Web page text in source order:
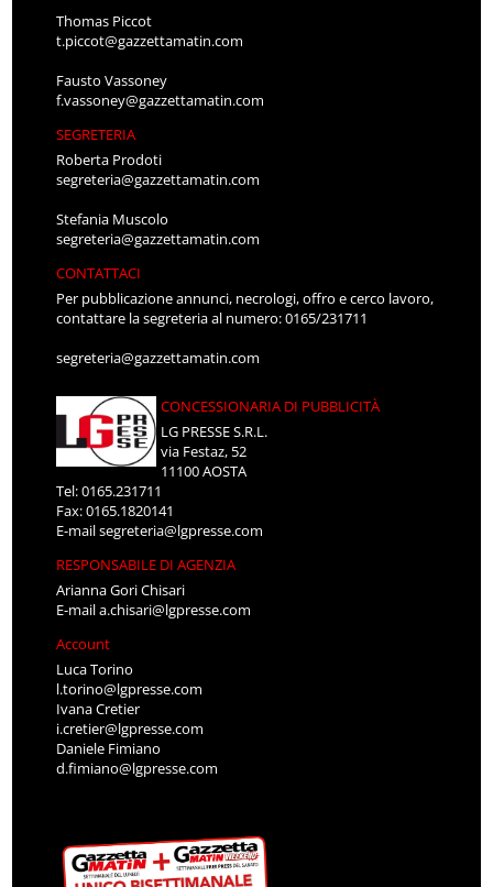
Thomas Piccot
t.piccot@gazzettamatin.com
Fausto Vassoney
f.vassoney@gazzettamatin.com
SEGRETERIA
Roberta Prodoti
segreteria@gazzettamatin.com
Stefania Muscolo
segreteria@gazzettamatin.com
CONTATTACI
Per pubblicazione annunci, necrologi, offro e cerco lavoro,
contattare la segreteria al numero: 0165/231711
segreteria@gazzettamatin.com
CONCESSIONARIA DI PUBBLICITÀ
LG PRESSE S.R.L.
via Festaz, 52
11100 AOSTA
Tel: 0165.231711
Fax: 0165.1820141
E-mailsegreteria@lgpresse.com
RESPONSABILE DI AGENZIA
Arianna Gori Chisari
E-maila.chisari@lgpresse.com
Account
Luca Torino
l.torino@lgpresse.com
Ivana Cretier
i.cretier@lgpresse.com
Daniele Fimiano
d.fimiano@lgpresse.com